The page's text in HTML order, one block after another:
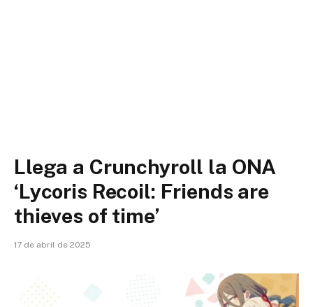
Llega a Crunchyroll la ONA
‘Lycoris Recoil: Friends are
thieves of time’
17 de abril de 2025